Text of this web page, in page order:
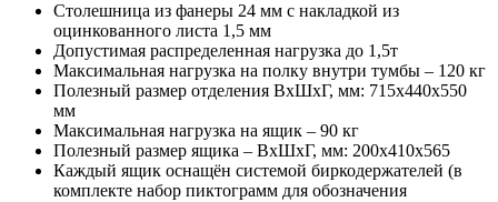
Столешница из фанеры 24 мм с накладкой из
оцинкованного листа 1,5 мм
Допустимая распределенная нагрузка до 1,5т
Максимальная нагрузка на полку внутри тумбы – 120 кг
Полезный размер отделения ВхШхГ, мм: 715х440х550
мм
Максимальная нагрузка на ящик – 90 кг
Полезный размер ящика – ВхШхГ, мм: 200х410х565
Каждый ящик оснащён системой биркодержателей (в
комплекте набор пиктограмм для обозначения